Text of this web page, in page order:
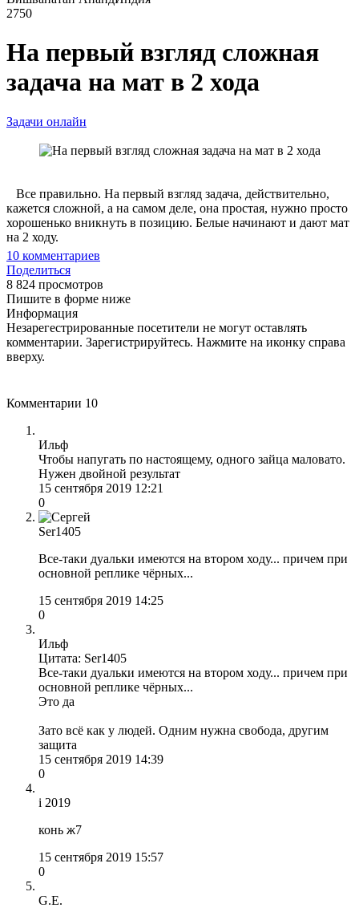
2750
На первый взгляд сложная
задача на мат в 2 хода
Задачи онлайн
Все правильно. На первый взгляд задача, действительно,
кажется сложной, а на самом деле, она простая, нужно просто
хорошенько вникнуть в позицию. Белые начинают и дают мат
на 2 ходу.
10 комментариев
Поделиться
8 824 просмотров
Пишите в форме ниже
Информация
Незарегестрированные посетители не могут оставлять
комментарии. Зарегистрируйтесь. Нажмите на иконку справа
вверху.
Комментарии 10
Ильф
Чтобы напугать по настоящему, одного зайца маловато.
Нужен двойной результат
15 сентября 2019 12:21
0
Ser1405
Все-таки дуальки имеются на втором ходу... причем при
основной реплике чёрных...
15 сентября 2019 14:25
0
Ильф
Цитата: Ser1405
Все-таки дуальки имеются на втором ходу... причем при
основной реплике чёрных...
Это да
Зато всё как у людей. Одним нужна свобода, другим
защита
15 сентября 2019 14:39
0
i 2019
конь ж7
15 сентября 2019 15:57
0
G.E.